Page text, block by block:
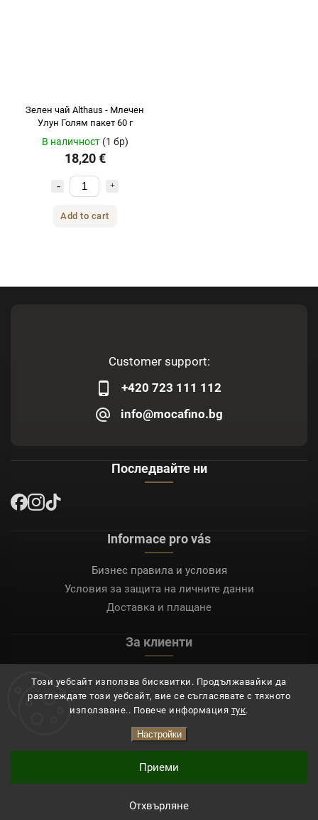
Този уебсайт използва бисквитки. Продължавайки да
разглеждате този уебсайт, вие се съгласявате с тяхното
използване.. Повече информация тук.
Настройки
Отхвърляне
Приеми
Зелен чай Althaus - Млечен
Улун Голям пакет 60 г
В наличност (1 бр)
18,20 €
Add to cart
Customer support:
+420 723 111 112
info@mocafino.bg
Последвайте ни
Informace pro vás
Бизнес правила и условия
Условия за защита на личните данни
Доставка и плащане
За клиенти
Регистрация
Вход
Mocafino.bg. Всички права запазени.